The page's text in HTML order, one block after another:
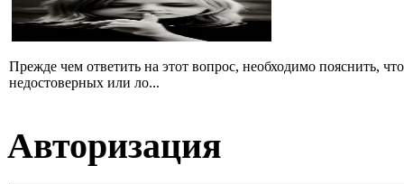
Прежде чем ответить на этот вопрос, необходимо пояснить,
недостоверных или ло...
Авторизация